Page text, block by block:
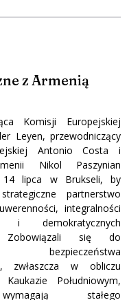
z Armenią
Komisji Europejskiej
Leyen, przewodniczący
Antonio Costa i
Nikol Paszynian
14 lipca w Brukseli, by
partnerstwo
integralności
i demokratycznych
Zobowiązali się do
bezpieczeństwa
zwłaszcza w obliczu
Południowym,
stałego